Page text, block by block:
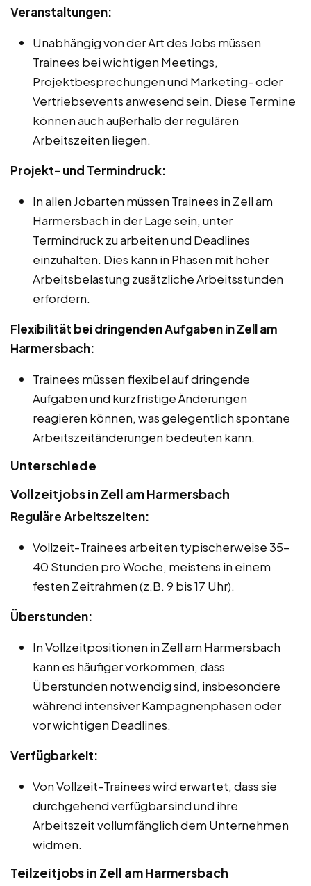
Veranstaltungen:
Unabhängig von der Art des Jobs müssen
Trainees bei wichtigen Meetings,
Projektbesprechungen und Marketing- oder
Vertriebsevents anwesend sein. Diese Termine
können auch außerhalb der regulären
Arbeitszeiten liegen.
Projekt- und Termindruck:
In allen Jobarten müssen Trainees in Zell am
Harmersbach in der Lage sein, unter
Termindruck zu arbeiten und Deadlines
einzuhalten. Dies kann in Phasen mit hoher
Arbeitsbelastung zusätzliche Arbeitsstunden
erfordern.
Flexibilität bei dringenden Aufgaben in Zell am
Harmersbach:
Trainees müssen flexibel auf dringende
Aufgaben und kurzfristige Änderungen
reagieren können, was gelegentlich spontane
Arbeitszeitänderungen bedeuten kann.
Unterschiede
Vollzeitjobs in Zell am Harmersbach
Reguläre Arbeitszeiten:
Vollzeit-Trainees arbeiten typischerweise 35-
40 Stunden pro Woche, meistens in einem
festen Zeitrahmen (z.B. 9 bis 17 Uhr).
Überstunden:
In Vollzeitpositionen in Zell am Harmersbach
kann es häufiger vorkommen, dass
Überstunden notwendig sind, insbesondere
während intensiver Kampagnenphasen oder
vor wichtigen Deadlines.
Verfügbarkeit:
Von Vollzeit-Trainees wird erwartet, dass sie
durchgehend verfügbar sind und ihre
Arbeitszeit vollumfänglich dem Unternehmen
widmen.
Teilzeitjobs in Zell am Harmersbach